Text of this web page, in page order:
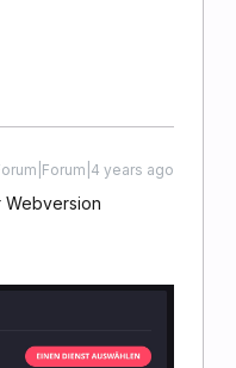
years ago
Webversion